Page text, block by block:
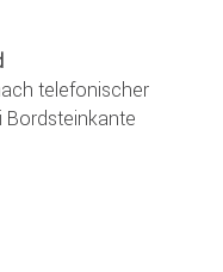
telefonischer
Bordsteinkante